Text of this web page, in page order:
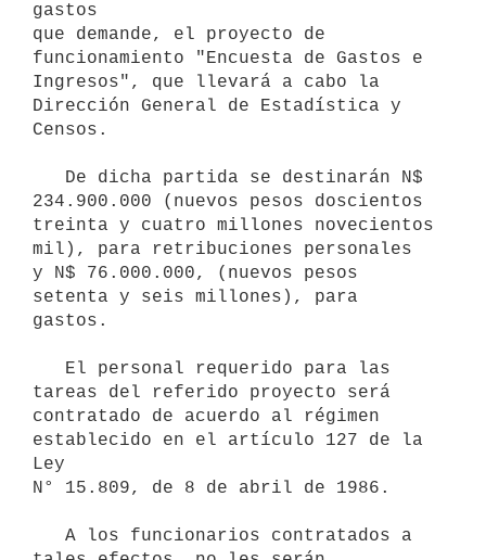
gastos
que demande, el proyecto de
funcionamiento "Encuesta de Gastos e
Ingresos", que llevará a cabo la
Dirección General de Estadística y
Censos.
234.900.000 (nuevos pesos doscientos
treinta y cuatro millones novecientos
mil), para retribuciones personales
y N$ 76.000.000, (nuevos pesos
setenta y seis millones), para
gastos.
tareas del referido proyecto será
contratado de acuerdo al régimen
establecido en el artículo 127 de la
Ley
N° 15.809, de 8 de abril de 1986.